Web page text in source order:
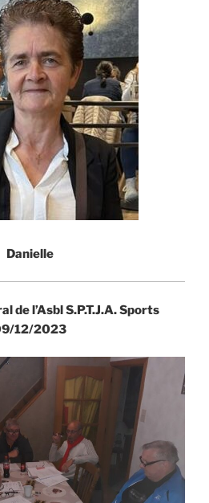
Danielle
de l’Asbl S.P.T.J.A. Sports
12/2023